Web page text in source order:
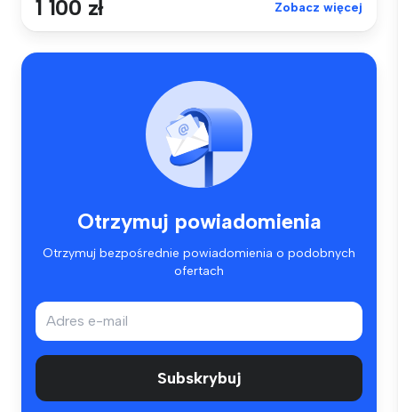
1 100 zł Zobacz więcej
Otrzymuj powiadomienia
Otrzymuj bezpośrednie powiadomienia o podobnych
ofertach
Subskrybuj